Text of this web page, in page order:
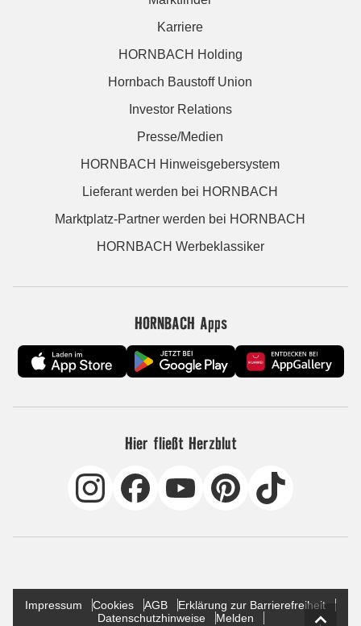
Karriere
HORNBACH Holding
Hornbach Baustoff Union
Investor Relations
Presse/Medien
HORNBACH Hinweisgebersystem
Lieferant werden bei HORNBACH
Marktplatz-Partner werden bei HORNBACH
HORNBACH Werbeklassiker
HORNBACH Apps
Hier fließt Herzblut
Impressum Cookies AGB
Erklärung zur Barrierefreiheit
Datenschutzhinweise
Melden